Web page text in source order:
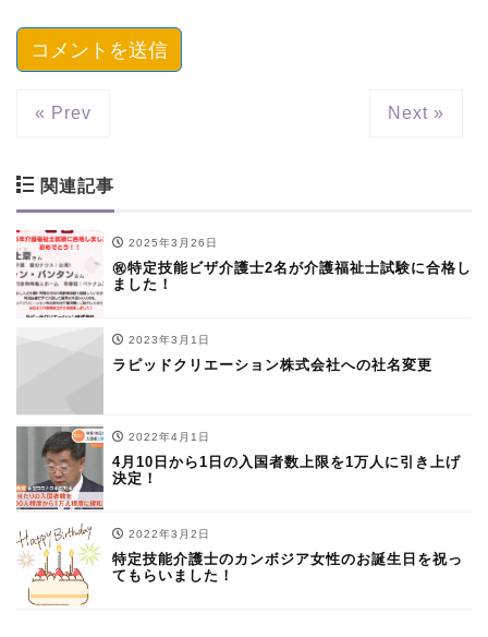
« Prev Next »
関連記事
2025年3月26日
㊗特定技能ビザ介護士2名が介護福祉士試験に合格し
ました！
2023年3月1日
ラピッドクリエーション株式会社への社名変更
2022年4月1日
4月10日から1日の入国者数上限を1万人に引き上げ
決定！
2022年3月2日
特定技能介護士のカンボジア女性のお誕生日を祝っ
てもらいました！